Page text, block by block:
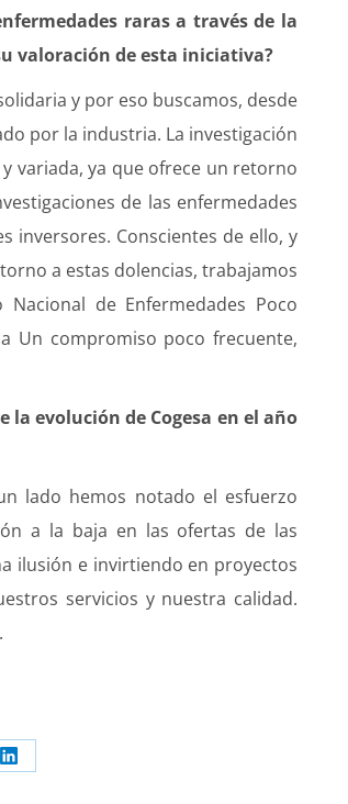
raras a través de la
valoración de esta iniciativa?
y por eso buscamos, desde
por la industria. La investigación
variada, ya que ofrece un retorno
de las enfermedades
inversores. Conscientes de ello, y
a estas dolencias, trabajamos
de Enfermedades Poco
Un compromiso poco frecuente,
evolución de Cogesa en el año
lado hemos notado el esfuerzo
a la baja en las ofertas de las
ilusión e invirtiendo en proyectos
servicios y nuestra calidad.
Share